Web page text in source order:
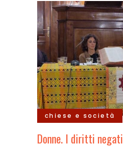
chiese e società
Donne. I diritti negati